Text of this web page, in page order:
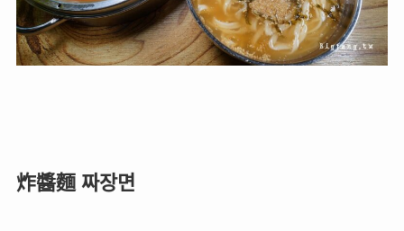
炸醬麵 짜장면